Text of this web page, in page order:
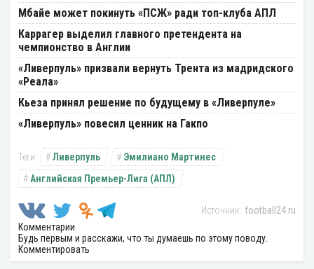
Мбайе может покинуть «ПСЖ» ради топ-клуба АПЛ
Каррагер выделил главного претендента на
чемпионство в Англии
«Ливерпуль» призвали вернуть Трента из мадридского
«Реала»
Кьеза принял решение по будущему в «Ливерпуле»
«Ливерпуль» повесил ценник на Гакпо
Ливерпуль
Эмилиано Мартинес
Английская Премьер-Лига (АПЛ)
football24.ru
Комментарии
Будь первым и расскажи, что ты думаешь по этому поводу.
Комментировать